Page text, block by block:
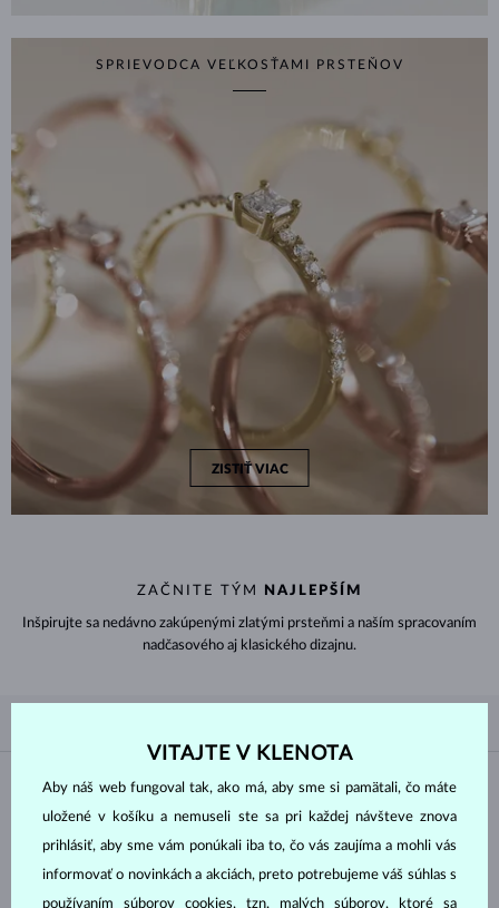
SPRIEVODCA VEĽKOSŤAMI PRSTEŇOV
ZISTIŤ VIAC
ZAČNITE TÝM NAJLEPŠÍM
Inšpirujte sa nedávno zakúpenými zlatými prsteňmi a naším spracovaním
nadčasového aj klasického dizajnu.
Materiál
BIELE ZLATO ŽLTÉ ZLATO
RUŽOVÉ ZLATO
VITAJTE V KLENOTA
Aby náš web fungoval tak, ako má, aby sme si pamätali, čo máte
uložené v košíku a nemuseli ste sa pri každej návšteve znova
prihlásiť, aby sme vám ponúkali iba to, čo vás zaujíma a mohli vás
informovať o novinkách a akciách, preto potrebujeme váš súhlas s
používaním súborov cookies, tzn. malých súborov, ktoré sa